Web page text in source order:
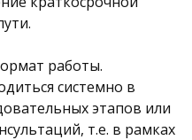
работы.
системно в
этапов или
т.е. в рамках